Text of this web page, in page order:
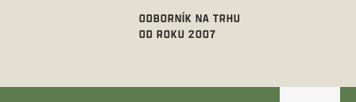
ODBORNÍK NA TRHU
OD ROKU 2007